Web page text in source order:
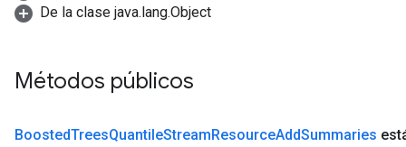
De la clase java.lang.Object
Métodos públicos
BoostedTreesQuantileStreamResourceAddSummaries